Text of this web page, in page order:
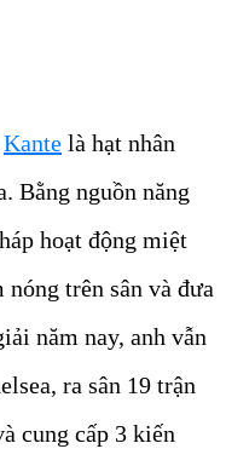
Kante là hạt nhân
Bằng nguồn năng
hoạt động miệt
trên sân và đưa
năm nay, anh vẫn
ra sân 19 trận
cung cấp 3 kiến